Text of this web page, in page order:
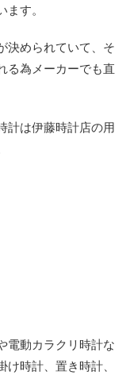
す。
決められていて、そ
る為メーカーでも直
計は伊藤時計店の用
電動カラクリ時計な
時計、置き時計、